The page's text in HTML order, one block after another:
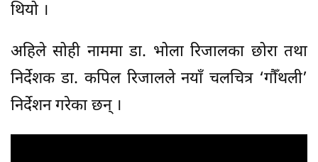
थियो ।
अहिले सोही नाममा डा. भोला रिजालका छोरा तथा
निर्देशक डा. कपिल रिजालले नयाँ चलचित्र ‘गौँथली’
निर्देशन गरेका छन् ।